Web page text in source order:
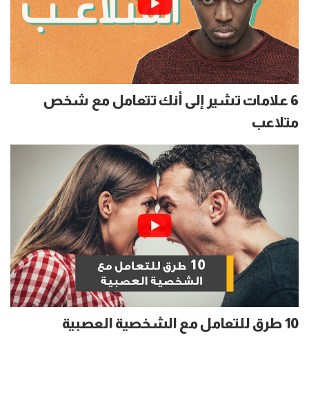
6 علامات تشير إلى أنك تتعامل مع شخص
متلاعب
10 طرق للتعامل مع الشخصية العصبية